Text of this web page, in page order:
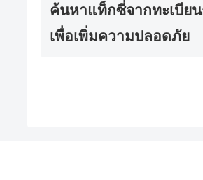
ค้นหาแท็กซี่จากทะเบีย
เพื่อเพิ่มความปลอดภัย